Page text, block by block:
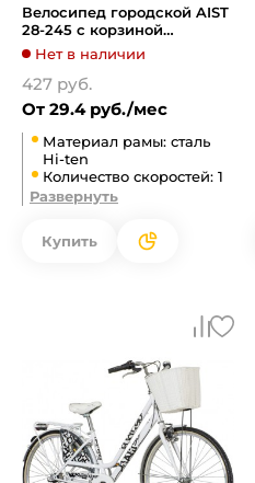
Велосипед городской AIST
28-245 с корзиной
(бежевый, 2019)
Нет в наличии
427 руб.
От 29.4 руб./мес
Материал рамы: сталь
Hi-ten
Количество скоростей: 1
Развернуть
Купить